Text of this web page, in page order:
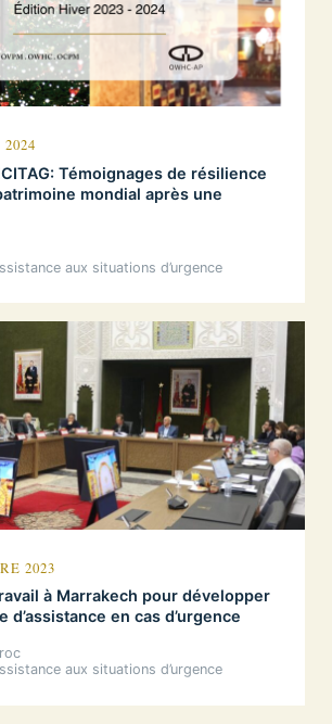
Témoignages de résilience
mondial après une
aux situations d’urgence
2023
à Marrakech pour développer
d’assistance en cas d’urgence
aux situations d’urgence